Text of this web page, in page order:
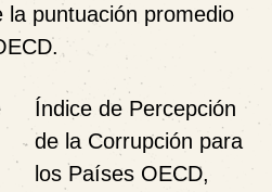
la puntuación promedio
Índice de Percepción
de la Corrupción para
los Países OECD,